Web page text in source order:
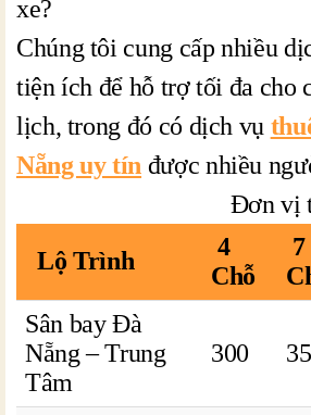
xe?
Chúng tôi cung cấp nhiều
tiện ích để hỗ trợ tối đa cho
lịch, trong đó có dịch vụ
Nẵng uy tín được nhiều
Đơn vị
Lộ Trình
4
Chỗ
7
Sân bay Đà
Nẵng – Trung
Tâm
300